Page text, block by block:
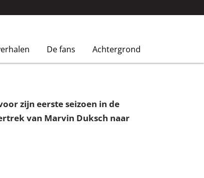
De fans Achtergrond
zijn eerste seizoen in de
van Marvin Duksch naar